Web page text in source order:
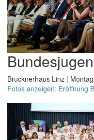
Brucknerhaus Linz |
Fotos anzeigen: Eröffnung